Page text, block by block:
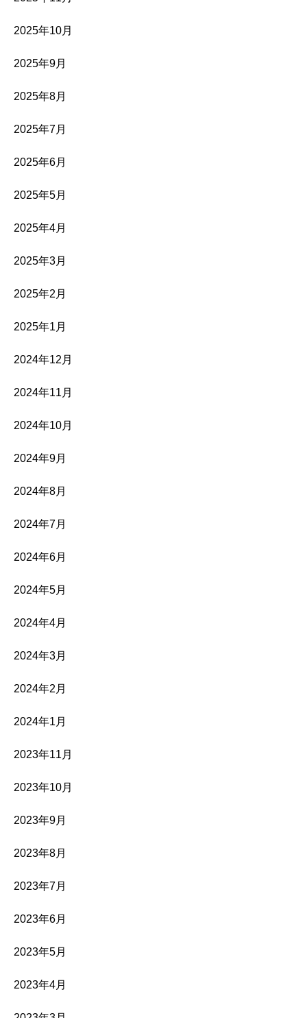
2025年10月
2025年9月
2025年8月
2025年7月
2025年6月
2025年5月
2025年4月
2025年3月
2025年2月
2025年1月
2024年12月
2024年11月
2024年10月
2024年9月
2024年8月
2024年7月
2024年6月
2024年5月
2024年4月
2024年3月
2024年2月
2024年1月
2023年11月
2023年10月
2023年9月
2023年8月
2023年7月
2023年6月
2023年5月
2023年4月